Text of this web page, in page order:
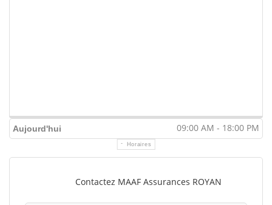
Aujourd'hui 09:00 AM - 18:00 PM
Horaires
Contactez MAAF Assurances ROYAN